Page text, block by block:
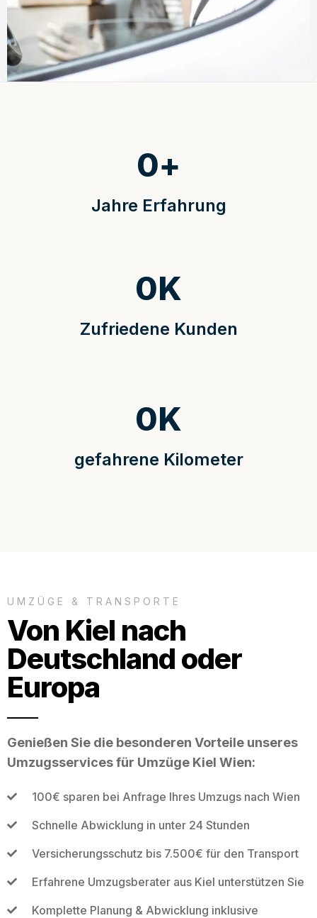
Jahre Erfahrung
0+
Zufriedene Kunden
0K
gefahrene Kilometer
0K
UMZÜGE & TRANSPORTE
Von Kiel nach
Deutschland oder
Europa
Genießen Sie die besonderen Vorteile unseres
Umzugsservices für Umzüge Kiel Wien:
100€ sparen bei Anfrage Ihres Umzugs nach Wien
Schnelle Abwicklung in unter 24 Stunden
Versicherungsschutz bis 7.500€ für den Transport
Erfahrene Umzugsberater aus Kiel unterstützen Sie
Komplette Planung & Abwicklung inklusive